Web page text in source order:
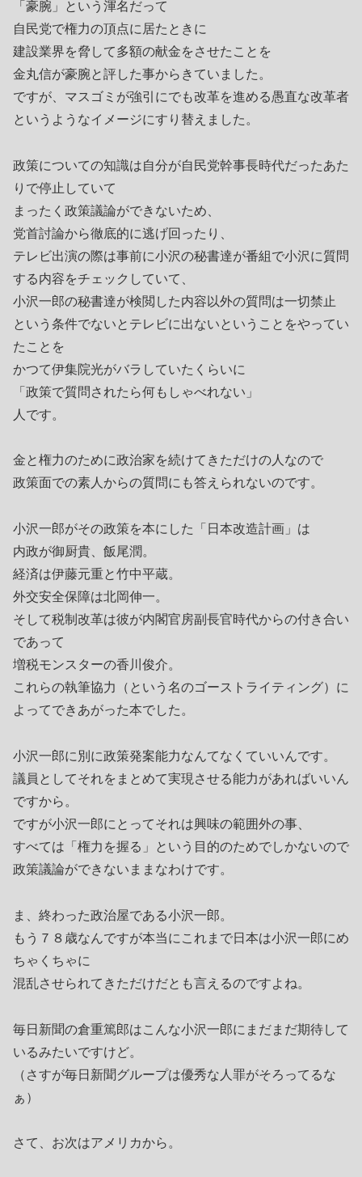
「豪腕」という渾名だって
自民党で権力の頂点に居たときに
建設業界を脅して多額の献金をさせたことを
金丸信が豪腕と評した事からきていました。
ですが、マスゴミが強引にでも改革を進める愚直な改革者
というようなイメージにすり替えました。
政策についての知識は自分が自民党幹事長時代だったあた
りで停止していて
まったく政策議論ができないため、
党首討論から徹底的に逃げ回ったり、
テレビ出演の際は事前に小沢の秘書達が番組で小沢に質問
する内容をチェックしていて、
小沢一郎の秘書達が検閲した内容以外の質問は一切禁止
という条件でないとテレビに出ないということをやってい
たことを
かつて伊集院光がバラしていたくらいに
「政策で質問されたら何もしゃべれない」
人です。
金と権力のために政治家を続けてきただけの人なので
政策面での素人からの質問にも答えられないのです。
小沢一郎がその政策を本にした「日本改造計画」は
内政が御厨貴、飯尾潤。
経済は伊藤元重と竹中平蔵。
外交安全保障は北岡伸一。
そして税制改革は彼が内閣官房副長官時代からの付き合い
であって
増税モンスターの香川俊介。
これらの執筆協力（という名のゴーストライティング）に
よってできあがった本でした。
小沢一郎に別に政策発案能力なんてなくていいんです。
議員としてそれをまとめて実現させる能力があればいいん
ですから。
ですが小沢一郎にとってそれは興味の範囲外の事、
すべては「権力を握る」という目的のためでしかないので
政策議論ができないままなわけです。
ま、終わった政治屋である小沢一郎。
もう７８歳なんですが本当にこれまで日本は小沢一郎にめ
ちゃくちゃに
混乱させられてきただけだとも言えるのですよね。
毎日新聞の倉重篤郎はこんな小沢一郎にまだまだ期待して
いるみたいですけど。
（さすが毎日新聞グループは優秀な人罪がそろってるな
ぁ）
さて、お次はアメリカから。